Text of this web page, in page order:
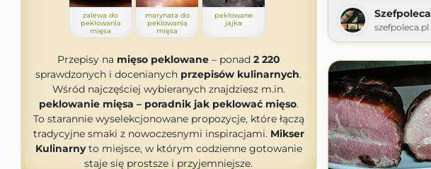
zalewa do
peklowania
mięsa
marynata do
peklowania
mięsa
peklowane
jajka
Przepisy na mięso peklowane– ponad 2 220
sprawdzonych i docenianych przepisów kulinarnych.
Wśród najczęściej wybieranych znajdziesz m.in.
peklowanie mięsa – poradnik jak peklować mięso.
To starannie wyselekcjonowane propozycje, które łączą
tradycyjne smaki z nowoczesnymi inspiracjami. Mikser
Kulinarnyto miejsce, w którym codzienne gotowanie
staje się prostsze i przyjemniejsze.
Szefpoleca
szefpoleca.pl